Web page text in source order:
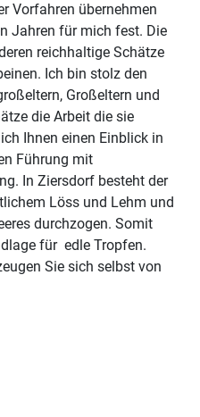
Vorfahren übernehmen
Jahren für mich fest. Die
reichhaltige Schätze
Ich bin stolz den
Großeltern und
die Arbeit die sie
Ihnen einen Einblick in
Führung mit
In Ziersdorf besteht der
Löss und Lehm und
durchzogen. Somit
für edle Tropfen.
Sie sich selbst von